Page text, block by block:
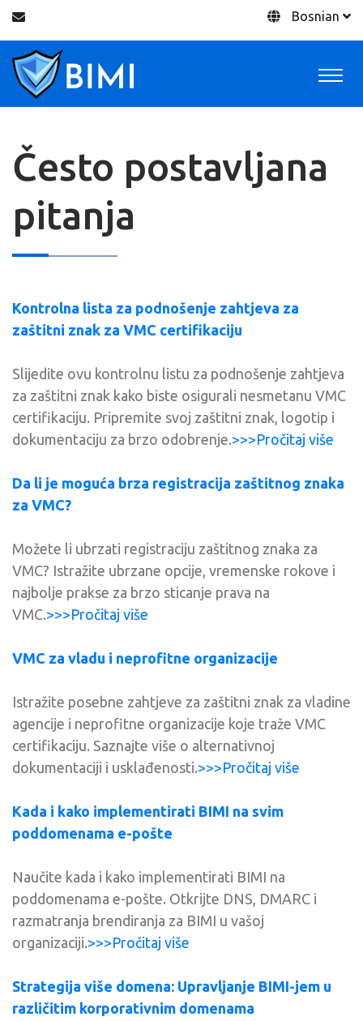
Bosnian
Često postavljana
pitanja
Kontrolna lista za podnošenje zahtjeva za
zaštitni znak za VMC certifikaciju
Slijedite ovu kontrolnu listu za podnošenje zahtjeva
za zaštitni znak kako biste osigurali nesmetanu VMC
certifikaciju. Pripremite svoj zaštitni znak, logotip i
dokumentaciju za brzo odobrenje.>>>Pročitaj više
Da li je moguća brza registracija zaštitnog znaka
za VMC?
Možete li ubrzati registraciju zaštitnog znaka za
VMC? Istražite ubrzane opcije, vremenske rokove i
najbolje prakse za brzo sticanje prava na
VMC.>>>Pročitaj više
VMC za vladu i neprofitne organizacije
Istražite posebne zahtjeve za zaštitni znak za vladine
agencije i neprofitne organizacije koje traže VMC
certifikaciju. Saznajte više o alternativnoj
dokumentaciji i usklađenosti.>>>Pročitaj više
Kada i kako implementirati BIMI na svim
poddomenama e-pošte
Naučite kada i kako implementirati BIMI na
poddomenama e-pošte. Otkrijte DNS, DMARC i
razmatranja brendiranja za BIMI u vašoj
organizaciji.>>>Pročitaj više
Strategija više domena: Upravljanje BIMI-jem u
različitim korporativnim domenama